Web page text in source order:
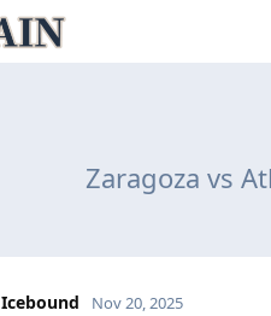
Zaragoza vs
Icebound Nov 20, 2025